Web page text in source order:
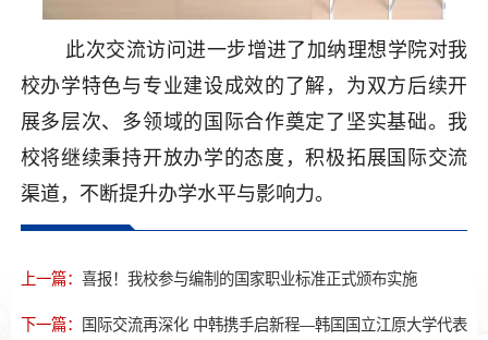
此次交流访问进一步增进了加纳理想学院对我
校办学特色与专业建设成效的了解，为双方后续开
展多层次、多领域的国际合作奠定了坚实基础。我
校将继续秉持开放办学的态度，积极拓展国际交流
渠道，不断提升办学水平与影响力。
上一篇： 喜报！我校参与编制的国家职业标准正式颁布实施
下一篇：
国际交流再深化 中韩携手启新程—韩国国立江原大学代表